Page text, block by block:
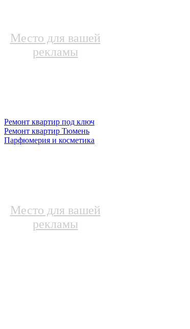
Место для вашей
рекламы
Ремонт квартир под ключ
Ремонт квартир Тюмень
Парфюмерия и косметика
Место для вашей
рекламы